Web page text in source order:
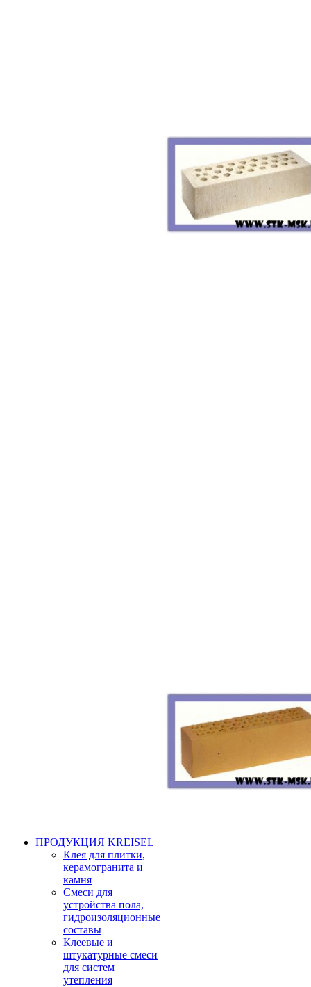
ПРОДУКЦИЯ KREISEL
Клея для плитки,
керамогранита и
камня
Смеси для
устройства пола,
гидроизоляционные
составы
Клеевые и
штукатурные смеси
для систем
утепления